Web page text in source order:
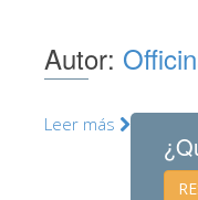
Las
Las
Autor:
Leer más